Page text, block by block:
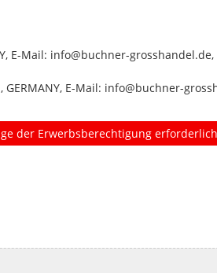
E-Mail: info@buchner-grosshandel.de,
E-Mail: info@buchner-
der Erwerbsberechtigung